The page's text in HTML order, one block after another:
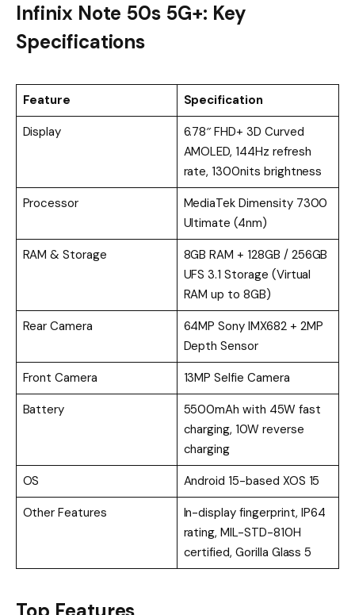
Infinix Note 50s 5G+: Key
Specifications
Feature
Specification
Display
6.78″ FHD+ 3D Curved
AMOLED, 144Hz refresh
rate, 1300nits brightness
Processor
MediaTek Dimensity 7300
Ultimate (4nm)
RAM & Storage
8GB RAM + 128GB / 256GB
UFS 3.1 Storage (Virtual
RAM up to 8GB)
Rear Camera
64MP Sony IMX682 + 2MP
Depth Sensor
Front Camera
13MP Selfie Camera
Battery
5500mAh with 45W fast
charging, 10W reverse
charging
OS
Android 15-based XOS 15
Other Features
In-display fingerprint, IP64
rating, MIL-STD-810H
certified, Gorilla Glass 5